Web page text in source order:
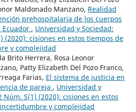
Maldonado Manzano, Realidad
prehospitalaria de los cuerpos
, Universidad y Sociedad:
(2020): cisiones en estos tiempos de
y complejidad
Brito Herrera, Rosa Leonor
Patty Elizabeth Del Pozo Franco,
Farias, El sistema de justicia en
de pareja , Universidad y
Núm. S(1) (2020): cisiones en estos
y complejidad